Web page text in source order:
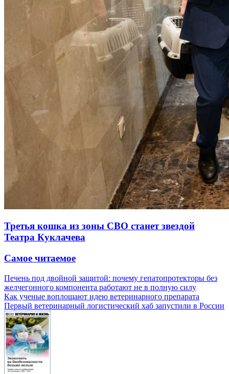
Третья кошка из зоны СВО станет звездой
Театра Куклачева
Самое читаемое
Печень под двойной защитой: почему гепатопротекторы без
желчегонного компонента работают не в полную силу
Как ученые воплощают идею ветеринарного препарата
Первый ветеринарный логистический хаб запустили в России